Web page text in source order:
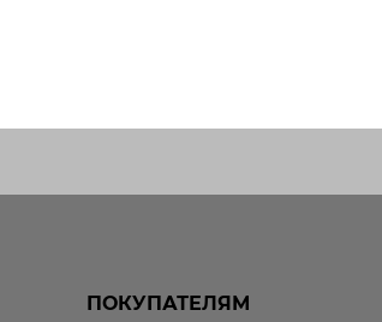
ПОКУПАТЕЛЯМ